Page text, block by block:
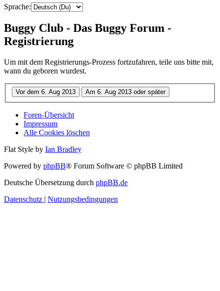
Sprache:
Buggy Club - Das Buggy Forum -
Registrierung
Um mit dem Registrierungs-Prozess fortzufahren, teile uns bitte mit,
wann du geboren wurdest.
Foren-Übersicht
Impressum
Alle Cookies löschen
Flat Style by Ian Bradley
Powered by phpBB® Forum Software © phpBB Limited
Deutsche Übersetzung durch phpBB.de
Datenschutz | Nutzungsbedingungen